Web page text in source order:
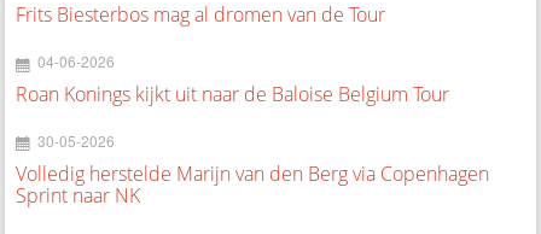
Frits Biesterbos mag al dromen van de Tour
04-06-2026
Roan Konings kijkt uit naar de Baloise Belgium Tour
30-05-2026
Volledig herstelde Marijn van den Berg via Copenhagen
Sprint naar NK